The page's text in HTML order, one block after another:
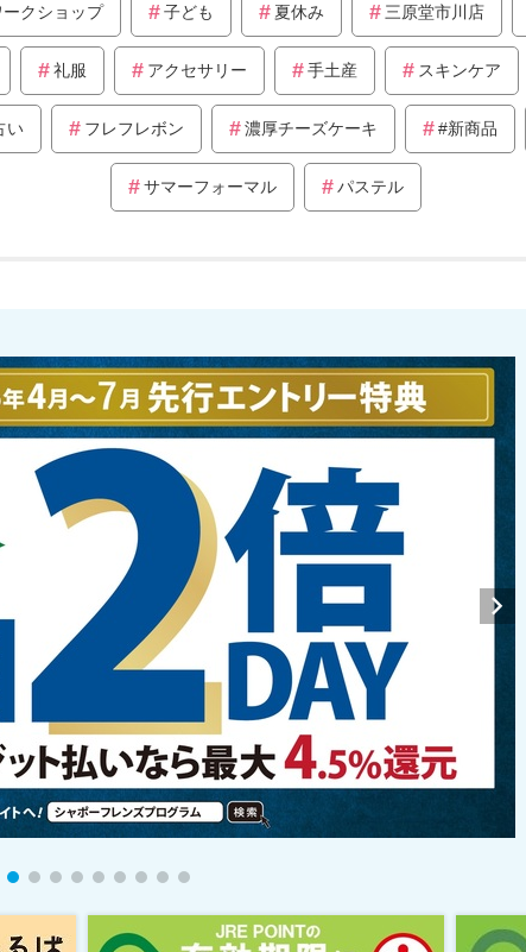
クショップ 子ども 夏休み 三原堂市川店
礼服 アクセサリー 手土産 スキンケア
い フレフレボン 濃厚チーズケーキ #新商品
サマーフォーマル パステル